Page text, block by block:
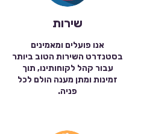
שירות
אנו פועלים ומאמינים
בסטנדרט השירות הטוב ביותר
עבור קהל לקוחותינו, תוך
זמינות ומתן מענה הולם לכל
פניה.